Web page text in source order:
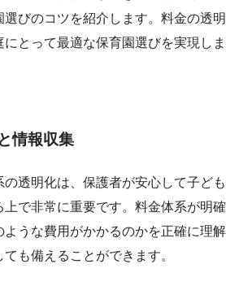
びのコツを紹介します。料金の透明
とって最適な保育園選びを実現しま
情報収集
透明化は、保護者が安心して子ども
上で非常に重要です。料金体系が明確
うな費用がかかるのかを正確に理解
も備えることができます。